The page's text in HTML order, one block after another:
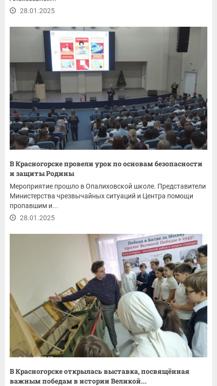
28.01.2025
В Красногорске провели урок по основам безопасности
и защиты Родины
Мероприятие прошло в Опалиховской школе. Представители
Министерства чрезвычайных ситуаций и Центра помощи
пропавшим и...
28.01.2025
В Красногорске открылась выставка, посвящённая
важным победам в истории Великой...